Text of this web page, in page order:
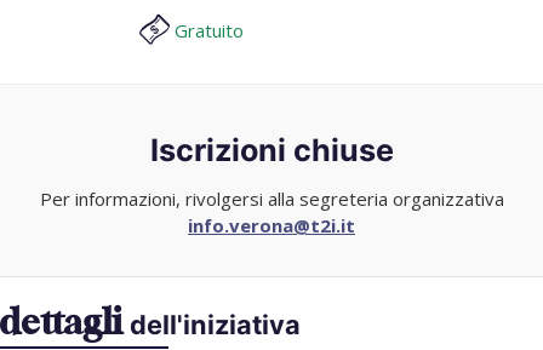
Gratuito
Iscrizioni chiuse
Per informazioni, rivolgersi alla segreteria organizzativa
info.verona@t2i.it
dettagli dell'iniziativa